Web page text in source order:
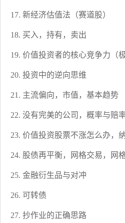
17. 新经济估值法（赛道股）
18. 买入，持有，卖出
19. 价值投资者的核心竞争力（
20. 投资中的逆向思维
21. 主流偏向，市值，基本趋势
22. 没有完美的公司，概率与赔
23. 价值投资股票不涨怎么办，
24. 股债再平衡，网格交易，网
25. 金融衍生品与对冲
26. 可转债
27. 抄作业的正确思路